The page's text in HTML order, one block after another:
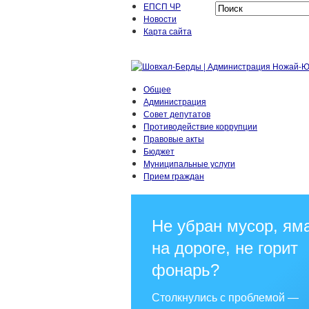
ЕПСП ЧР
Новости
Карта сайта
Общее
Администрация
Совет депутатов
Противодействие коррупции
Правовые акты
Бюджет
Муниципальные услуги
Прием граждан
Не убран мусор,
на дороге, не горит
фонарь?
Столкнулись с проблемой —